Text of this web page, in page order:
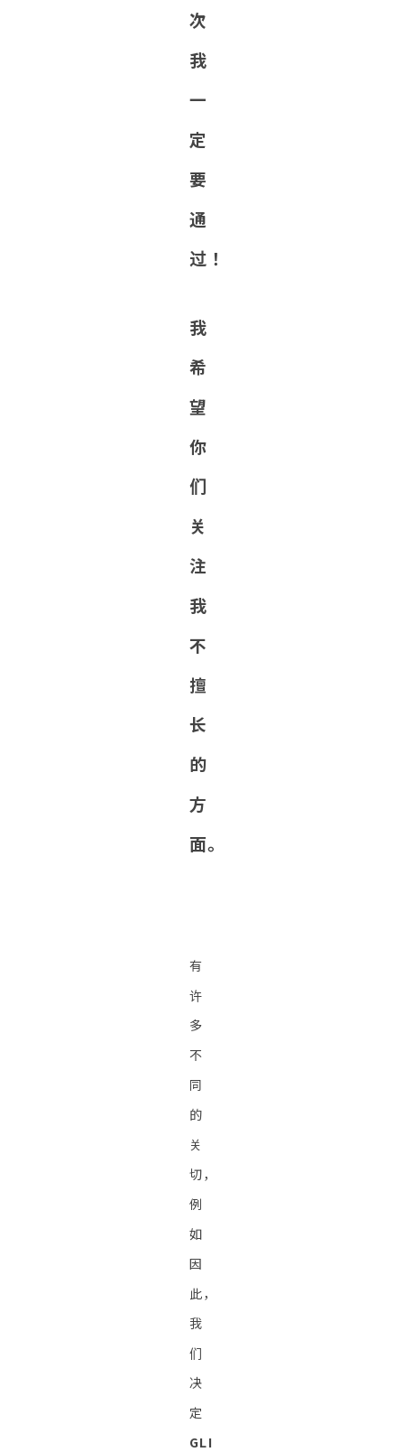
次
我
一
定
要
通
过！
我
希
望
你
们
关
注
我
不
擅
长
的
方
面。
有
许
多
不
同
的
关
切，
例
如
因
此，
我
们
决
定
GLI